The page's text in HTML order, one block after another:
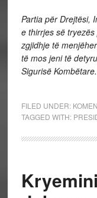
Partia për Drejtësi,
e thirrjes së
zgjidhje të
të mos jeni të
Sigurisë Kombëtare.
FILED UNDER:
TAGGED WITH: